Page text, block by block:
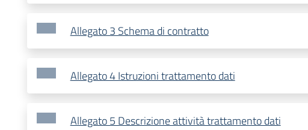
Allegato 3 Schema di contratto
Allegato 4 Istruzioni trattamento dati
Allegato 5 Descrizione attività trattamento dati